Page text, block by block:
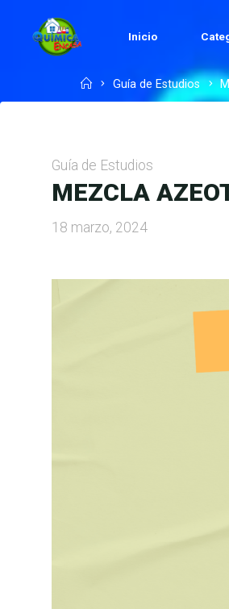
CASA.COM
Inicio
HomeGuía de Estudios
Guía de Estudios
MEZCLA
18 marzo, 2024